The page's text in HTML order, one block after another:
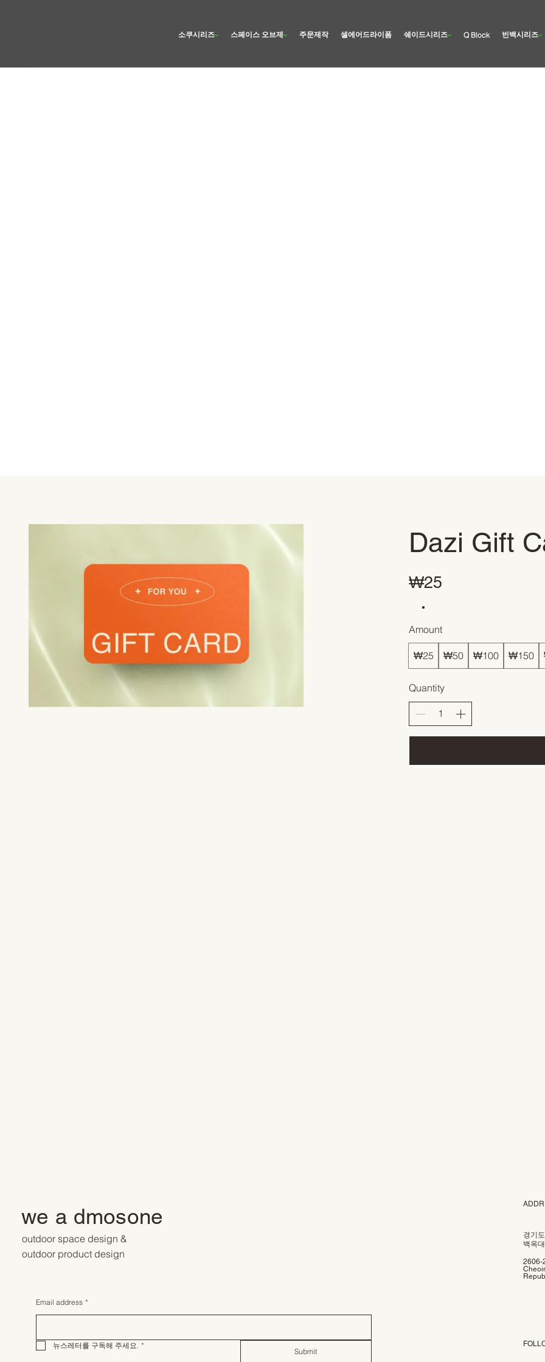
소쿠시리즈 스페이스 오브제 주문제작 셀에어드라이폼 쉐이드시리즈 Q Block 빈백시리즈
Dazi Gift
₩25
Amount
₩25 ₩50 ₩100 ₩150
Quantity
we a dmosone
outdoor space design &
outdoor product design
Email address *
뉴스레터를 구독해 주세요. *
Submit
경기
백옥
2606-